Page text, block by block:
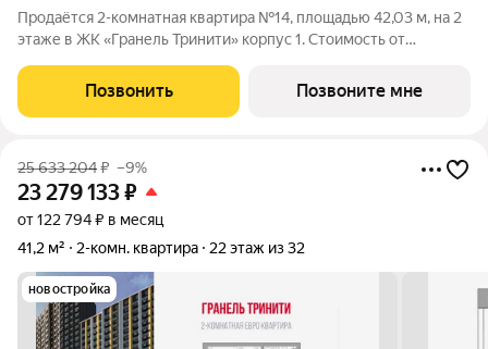
Продаётся 2-комнатная квартира №14, площадью 42,03 м, на 2
этаже в ЖК «Гранель Тринити» корпус 1. Стоимость от
односторонняя, окна во двор. Жилой квартал «Гранель
Тринити» расположен на севере Москвы, в
Позвонить Позвоните мне
25 633 204₽ –9%
23 279 133₽
от 122 794 ₽ в месяц
41,2 м²
2-комн. квартира 22 этаж из 32
новостройка